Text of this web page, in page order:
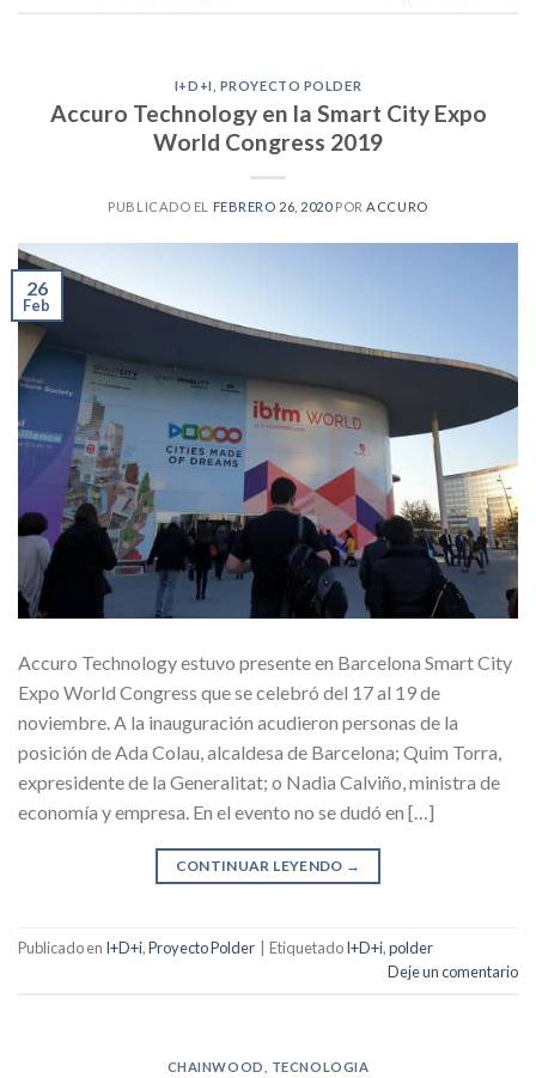
I+D+I PROYECTO POLDER
Accuro Technology en la Smart City Expo
World Congress 2019
PUBLICADO EL FEBRERO 26, 2020PORACCURO
26
Feb
Accuro Technology estuvo presente en Barcelona Smart City
Expo World Congress que se celebró del 17 al 19 de
noviembre. A la inauguración acudieron personas de la
posición de Ada Colau, alcaldesa de Barcelona; Quim Torra,
expresidente de la Generalitat; o Nadia Calviño, ministra de
economía y empresa. En el evento no se dudó en […]
CONTINUAR LEYENDO →
Publicado en I+D+i,Proyecto Polder EtiquetadoI+D+i,polder
Deje un comentario
CHAINWOOD TECNOLOGIA